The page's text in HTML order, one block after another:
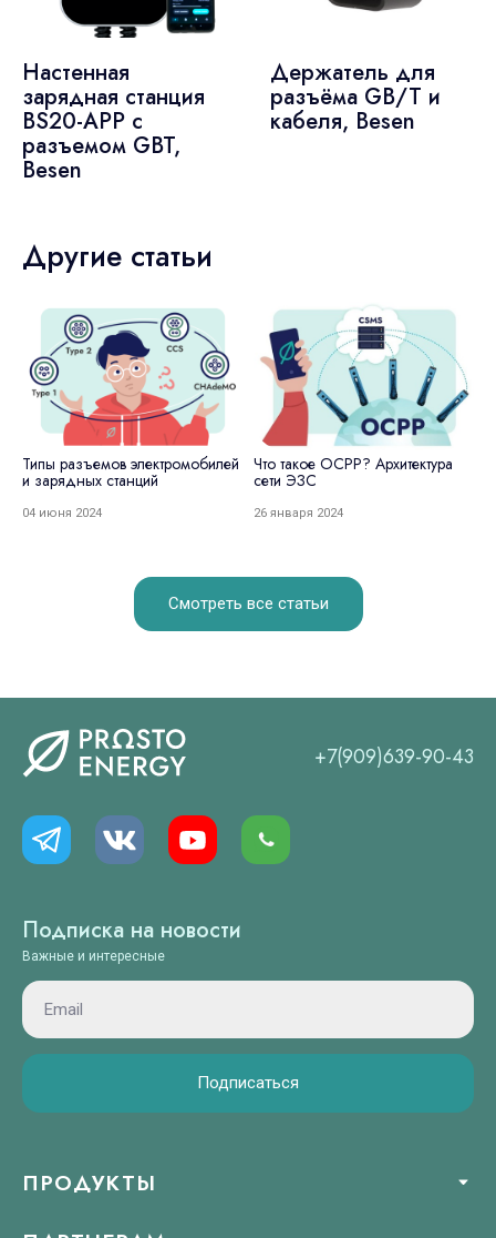
Настенная
зарядная станция
BS20-APP с
разъемом GBT,
Besen
Держатель для
разъёма GB/T и
кабеля, Besen
Другие статьи
Типы разъемов электромобилей
и зарядных станций
04 июня 2024
Что такое OCPP? Архитектура
сети ЭЗС
26 января 2024
Смотреть все статьи
+7(909)639-90-43
Подписка на новости
Важные и интересные
Подписаться
ПРОДУКТЫ